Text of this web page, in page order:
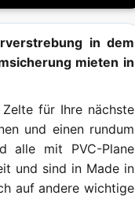
in dem
mieten in
für Ihre nächste
und einen rundum
alle mit PVC-Plane
und sind in Made in
auf andere wichtige